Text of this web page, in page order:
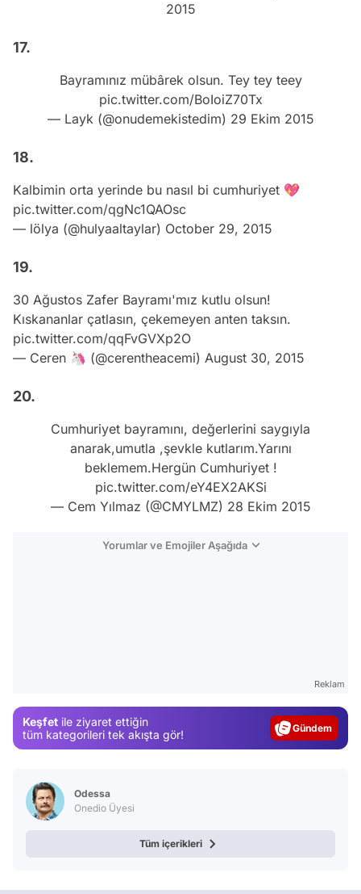
2015
17.
Bayramınız mübârek olsun. Tey tey teey
pic.twitter.com/BoIoiZ70Tx
— Layk (@onudemekistedim) 29 Ekim 2015
18.
Kalbimin orta yerinde bu nasıl bi cumhuriyet 💖
pic.twitter.com/qgNc1QAOsc
— lölya (@hulyaaltaylar) October 29, 2015
19.
30 Ağustos Zafer Bayramı'mız kutlu olsun!
Kıskananlar çatlasın, çekemeyen anten taksın.
pic.twitter.com/qqFvGVXp2O
— Ceren 🦄 (@cerentheacemi) August 30, 2015
20.
Cumhuriyet bayramını, değerlerini saygıyla
anarak,umutla ,şevkle kutlarım.Yarını
beklemem.Hergün Cumhuriyet !
pic.twitter.com/eY4EX2AKSi
— Cem Yılmaz (@CMYLMZ) 28 Ekim 2015
Yorumlar ve Emojiler Aşağıda
Reklam
Keşfet ile ziyaret ettiğin
tüm kategorileri tek akışta gör!
Gündem
Odessa
Onedio Üyesi
Tüm içerikleri